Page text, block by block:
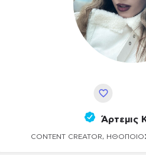
Άρτεμις
CONTENT CREATOR,